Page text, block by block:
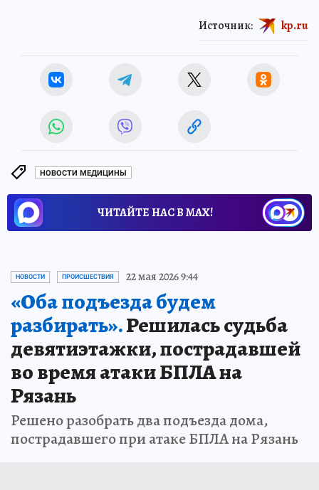
Источник: kp.ru
НОВОСТИ МЕДИЦИНЫ
ЧИТАЙТЕ НАС В МАХ!
НОВОСТИ ПРОИСШЕСТВИЯ 22 мая 2026 9:44
«Оба подъезда будем
разбирать».Решилась судьба
девятиэтажки, пострадавшей
во время атаки БПЛА на
Рязань
Решено разобрать два подъезда дома,
пострадавшего при атаке БПЛА на Рязань